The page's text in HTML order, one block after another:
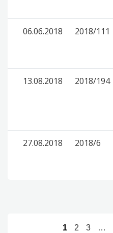
06.06.2018 2018/111
13.08.2018 2018/194
27.08.2018 2018/6
1 2 3 …